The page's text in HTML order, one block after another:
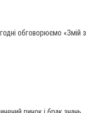
обговорюємо «Змій з